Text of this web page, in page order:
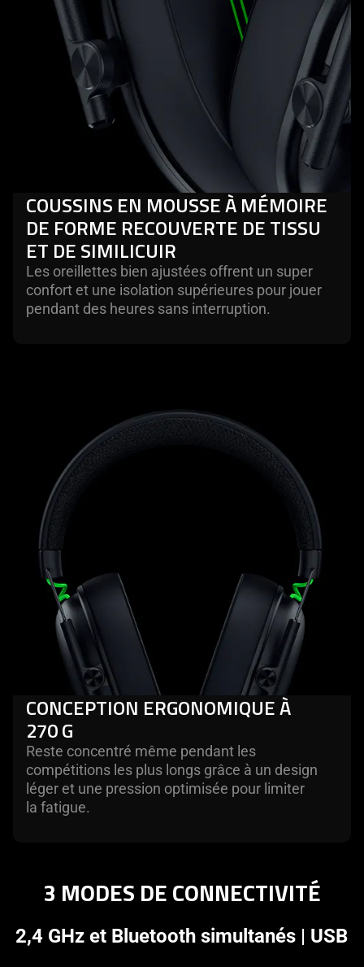
COUSSINS EN MOUSSE À MÉMOIRE
DE FORME RECOUVERTE DE TISSU
ET DE SIMILICUIR
Les oreillettes bien ajustées offrent un super
confort et une isolation supérieures pour jouer
pendant des heures sans interruption.
CONCEPTION ERGONOMIQUE À
270 G
Reste concentré même pendant les
compétitions les plus longs grâce à un design
léger et une pression optimisée pour limiter
la fatigue.
3 MODES DE CONNECTIVITÉ
2,4 GHz et Bluetooth simultanés | USB